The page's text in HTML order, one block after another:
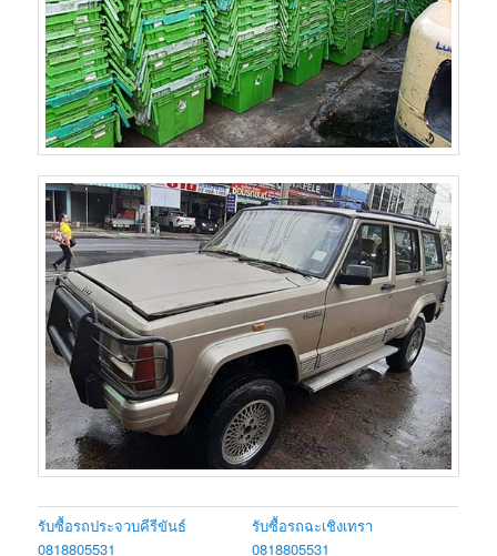
รับซื้อรถประจวบคีรีขันธ์
0818805531
รับซื้อรถฉะเชิงเทรา
0818805531